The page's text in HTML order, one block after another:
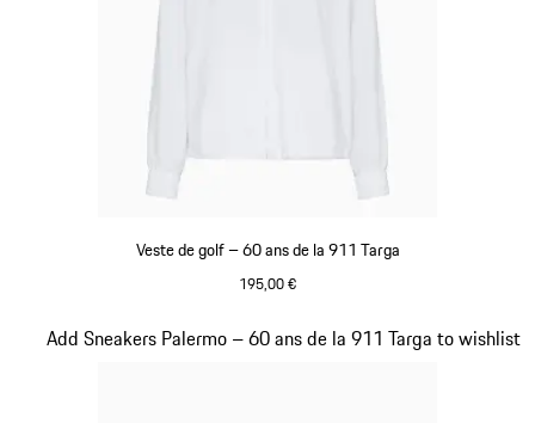
Veste de golf – 60 ans de la 911 Targa
195,00 €
Add Sneakers Palermo – 60 ans de la 911 Targa to wishlist
Diapositive 20 sur 20